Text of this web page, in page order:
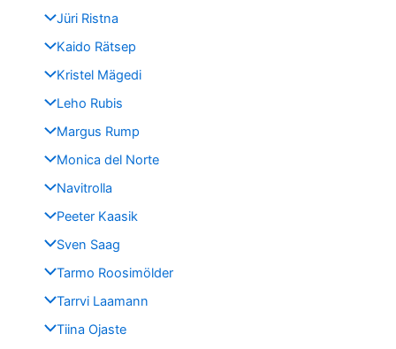
Jüri Ristna
Kaido Rätsep
Kristel Mägedi
Leho Rubis
Margus Rump
Monica del Norte
Navitrolla
Peeter Kaasik
Sven Saag
Tarmo Roosimölder
Tarrvi Laamann
Tiina Ojaste